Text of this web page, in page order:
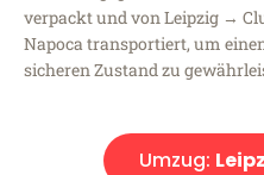
verpackt und von Leipzig →
Napoca transportiert, um
sicheren Zustand zu
Umzug: